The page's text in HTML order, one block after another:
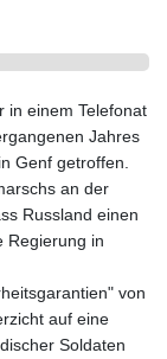
in einem Telefonat
Jahres
Genf getroffen.
an der
Russland einen
Regierung in
von
auf eine
Soldaten